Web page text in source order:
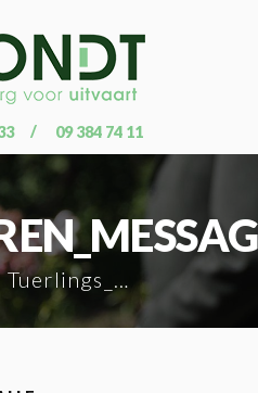
09 384 74 11